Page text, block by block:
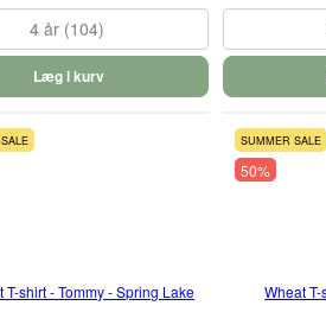
4 år (104)
Læg i kurv
SUMMER SALE
50%